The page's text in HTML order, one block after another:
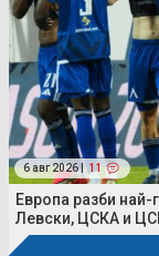
6 авг 2026 | 11
Европа разби
Левски, ЦСКА и